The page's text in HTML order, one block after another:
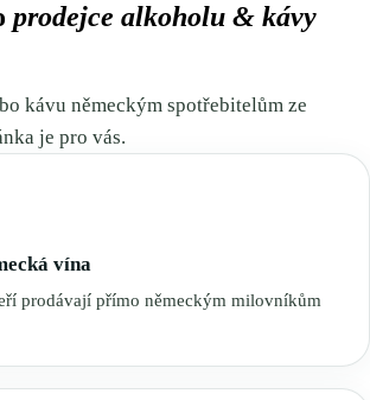
prodejce alkoholu & kávy
kávu německým spotřebitelům ze
je pro vás.
vína
prodávají přímo německým milovníkům